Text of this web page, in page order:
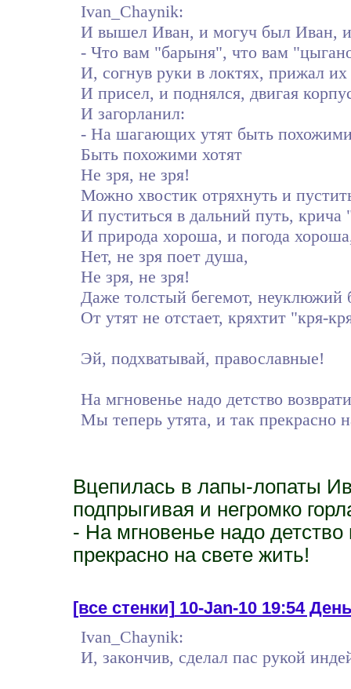
Ivan_Chaynik:
И вышел Иван, и могуч был Иван, и
- Что вам "барыня", что вам
И, согнув руки в локтях, прижал
И присел, и поднялся, двигая
И загорланил:
- На шагающих утят быть похожими
Быть похожими хотят
Не зря, не зря!
Можно хвостик отряхнуть и
И пуститься в дальний путь, крича
И природа хороша, и погода
Нет, не зря поет душа,
Не зря, не зря!
Даже толстый бегемот, неуклюжий
От утят не отстает, кряхтит "кря-
Эй, подхватывай, православные!
На мгновенье надо детство
Мы теперь утята, и так прекрасно
Вцепилась в лапы-лопаты
подпрыгивая и негромко
- На мгновенье надо детство
прекрасно на свете жить!
[все стенки]10-Jan-10 19:54
Ivan_Chaynik:
И, закончив, сделал пас рукой